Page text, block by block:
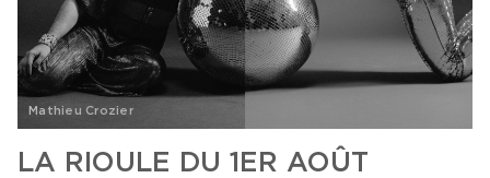
Mathieu Crozier
LA RIOULE DU 1ER AOÛT